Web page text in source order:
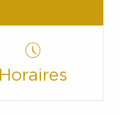
Horaires